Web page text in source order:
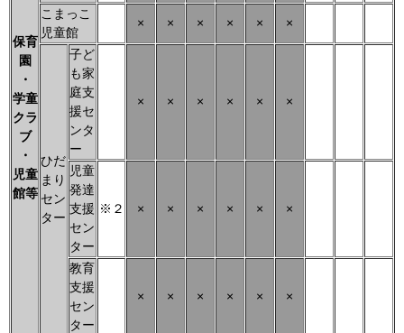
保育
園
・
学童
クラ
ブ
・
児童
館等
こまっこ
児童館
× × × × × ×
ひだ
まり
セン
ター
子ど
も家
庭支
援セ
ンタ
ー
× × × × × ×
児童
発達
支援
セン
ター
※２ × × × × × ×
教育
支援
セン
ター
× × × × × ×